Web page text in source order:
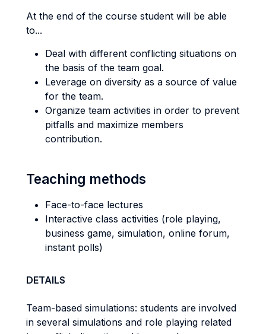
At the end of the course student will be able
to...
Deal with different conflicting situations on
the basis of the team goal.
Leverage on diversity as a source of value
for the team.
Organize team activities in order to prevent
pitfalls and maximize members
contribution.
Teaching methods
Face-to-face lectures
Interactive class activities (role playing,
business game, simulation, online forum,
instant polls)
DETAILS
Team-based simulations: students are involved
in several simulations and role playing related